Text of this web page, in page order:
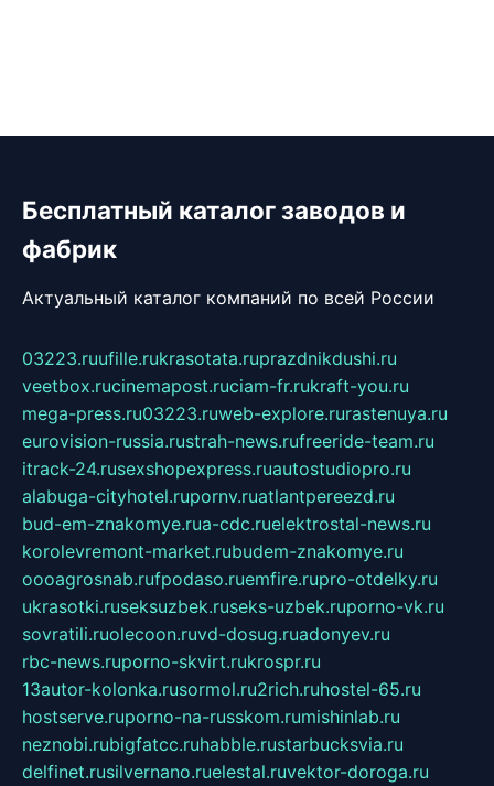
Бесплатный каталог заводов и
фабрик
Актуальный каталог компаний по всей России
03223.ruufille.rukrasotata.ruprazdnikdushi.ru
veetbox.rucinemapost.ruciam-fr.rukraft-you.ru
mega-press.ru03223.ruweb-explore.rurastenuya.ru
eurovision-russia.rustrah-news.rufreeride-team.ru
itrack-24.rusexshopexpress.ruautostudiopro.ru
alabuga-cityhotel.rupornv.ruatlantpereezd.ru
bud-em-znakomye.rua-cdc.ruelektrostal-news.ru
korolevremont-market.rubudem-znakomye.ru
oooagrosnab.rufpodaso.ruemfire.rupro-otdelky.ru
ukrasotki.ruseksuzbek.ruseks-uzbek.ruporno-vk.ru
sovratili.ruolecoon.ruvd-dosug.ruadonyev.ru
rbc-news.ruporno-skvirt.rukrospr.ru
13autor-kolonka.rusormol.ru2rich.ruhostel-65.ru
hostserve.ruporno-na-russkom.rumishinlab.ru
neznobi.rubigfatcc.ruhabble.rustarbucksvia.ru
delfinet.rusilvernano.ruelestal.ruvektor-doroga.ru